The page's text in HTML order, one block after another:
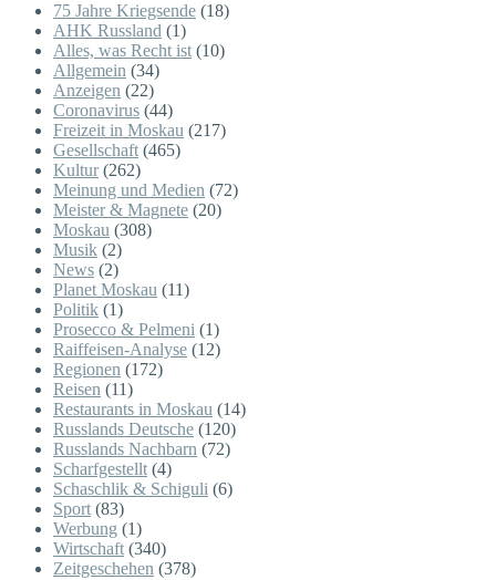
75 Jahre Kriegsende (18)
AHK Russland (1)
Alles, was Recht ist (10)
Allgemein (34)
Anzeigen (22)
Coronavirus (44)
Freizeit in Moskau (217)
Gesellschaft (465)
Kultur(262)
Meinung und Medien (72)
Meister & Magnete (20)
Moskau (308)
Musik (2)
News (2)
Planet Moskau (11)
Politik (1)
Prosecco & Pelmeni (1)
Raiffeisen-Analyse (12)
Regionen (172)
Reisen (11)
Restaurants in Moskau (14)
Russlands Deutsche (120)
Russlands Nachbarn (72)
Scharfgestellt (4)
Schaschlik & Schiguli (6)
Sport (83)
Werbung (1)
Wirtschaft (340)
Zeitgeschehen (378)